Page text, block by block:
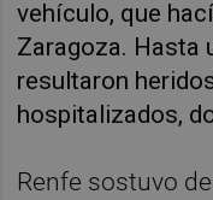
vehículo, que
Zaragoza. Hasta
resultaron
hospitalizados,
Renfe sostuvo